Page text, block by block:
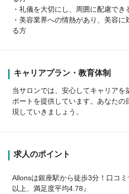
・礼儀を大切にし、周囲に配慮でき
・美容業界への情熱があり、美容
る方
キャリアプラン・教育体制
当サロンでは、安心してキャリアを
ポートを提供しています。あなたの
現していきましょう。
求人のポイント
Allonsは銀座駅から徒歩3分！口コ
以上、満足度平均4.78』